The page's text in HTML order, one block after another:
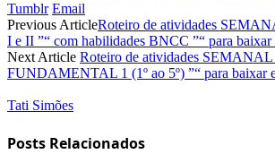
Tumblr Email
Previous ArticleRoteiro de atividades
I e II ”“ com habilidades BNCC ”“ para baixar
Next Article Roteiro de atividades SEMANAL
FUNDAMENTAL 1 (1º ao 5º) ”“ para baixar
Tati Simões
Posts Relacionados